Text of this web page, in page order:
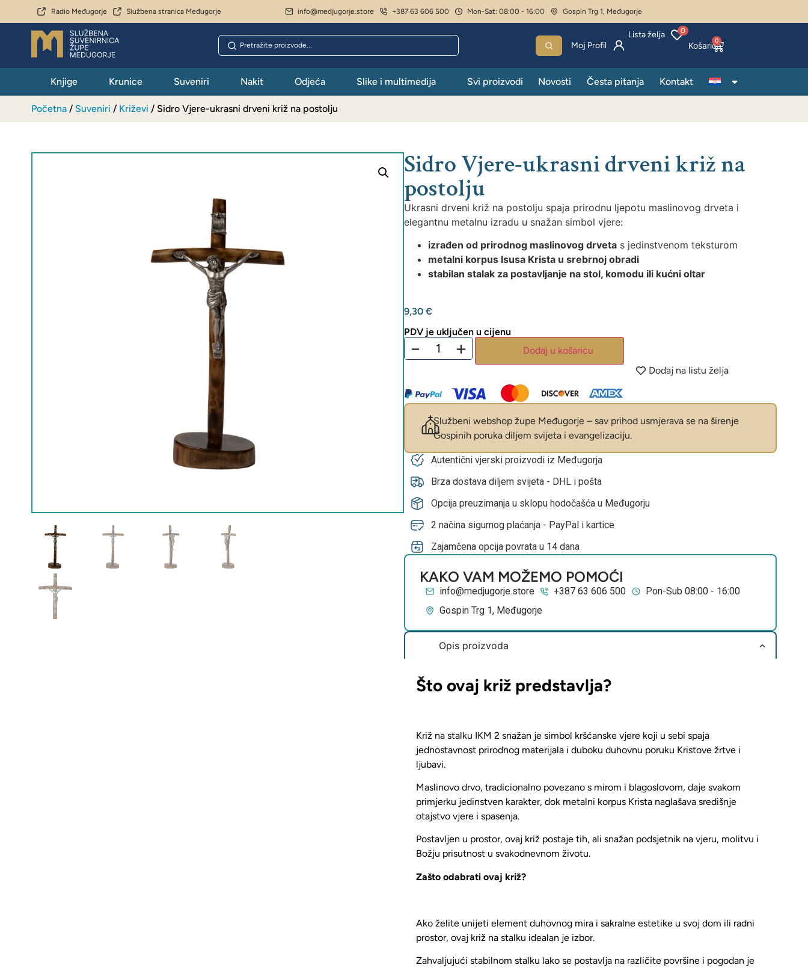
Radio Međugorje Službena stranica Međugorje info@medjugorje.store +387 63 606 500 Mon-Sat: 08:00 - 16:00 Gospin Trg 1, Međugorje
Lista želja 0
Moj Profil 0
Knjige Krunice Suveniri Nakit Odjeća Slike i multimedija Svi proizvodi Novosti Česta pitanja Kontakt
Početna / Suveniri / Križevi / Sidro Vjere-ukrasni drveni križ na postolju
Sidro Vjere-ukrasni drveni križ na
postolju
Ukrasni drveni križ na postolju spaja prirodnu ljepotu maslinovog drveta i
elegantnu metalnu izradu u snažan simbol vjere:
izrađen od prirodnog maslinovog drveta s jedinstvenom teksturom
metalni korpus Isusa Krista u srebrnoj obradi
stabilan stalak za postavljanje na stol, komodu ili kućni oltar
9,30 €
PDV je uključen u cijenu
− +
Dodaj u košaricu
Dodaj na listu želja
Službeni webshop župe Međugorje – sav prihod usmjerava se na širenje
Gospinih poruka diljem svijeta i evangelizaciju.
Autentični vjerski proizvodi iz Međugorja
Brza dostava diljem svijeta - DHL i pošta
Opcija preuzimanja u sklopu hodočašća u Međugorju
2 načina sigurnog plaćanja - PayPal i kartice
Zajamčena opcija povrata u 14 dana
KAKO VAM MOŽEMO POMOĆI
info@medjugorje.store +387 63 606 500
Pon-Sub 08:00 - 16:00
Gospin Trg 1, Međugorje
Opis proizvoda
Što ovaj križ predstavlja?
Križ na stalku IKM 2 snažan je simbol kršćanske vjere koji u sebi spaja
jednostavnost prirodnog materijala i duboku duhovnu poruku Kristove žrtve i
ljubavi.
Maslinovo drvo, tradicionalno povezano s mirom i blagoslovom, daje svakom
primjerku jedinstven karakter, dok metalni korpus Krista naglašava središnje
otajstvo vjere i spasenja.
Postavljen u prostor, ovaj križ postaje tih, ali snažan podsjetnik na vjeru, molitvu i
Božju prisutnost u svakodnevnom životu.
Zašto odabrati ovaj križ?
Ako želite unijeti element duhovnog mira i sakralne estetike u svoj dom ili radni
prostor, ovaj križ na stalku idealan je izbor.
Zahvaljujući stabilnom stalku lako se postavlja na različite površine i pogodan je